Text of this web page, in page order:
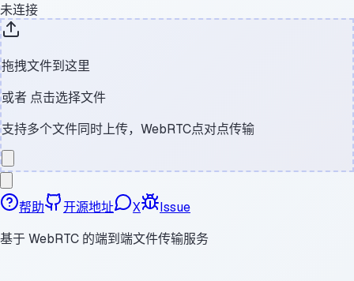
未连接
拖拽文件到这里
或者 点击选择文件
支持多个文件同时上传，WebRTC点对点传输
帮助 开源地址 X
Issue
基于 WebRTC 的端到端文件传输服务